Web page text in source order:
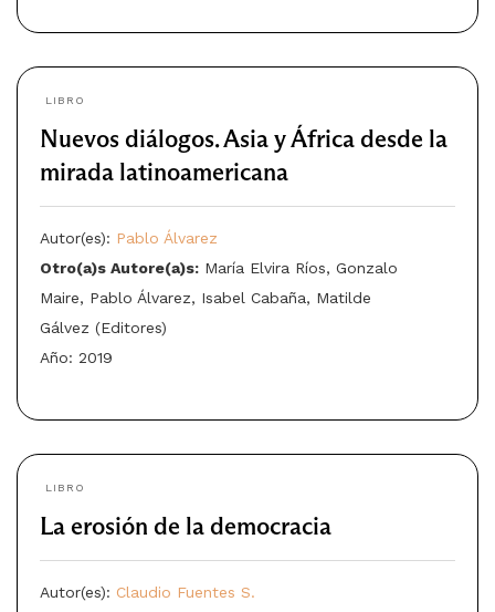
LIBRO
Nuevos diálogos. Asia y África desde la
mirada latinoamericana
Autor(es): Pablo Álvarez
Otro(a)s Autore(a)s: María Elvira Ríos, Gonzalo
Maire, Pablo Álvarez, Isabel Cabaña, Matilde
Gálvez (Editores)
Año: 2019
LIBRO
La erosión de la democracia
Autor(es): Claudio Fuentes S.